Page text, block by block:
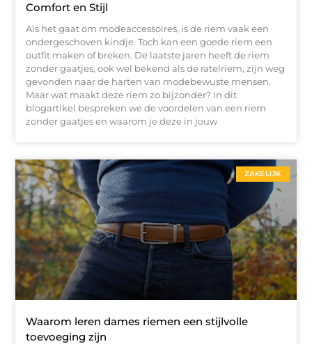
Comfort en Stijl
Als het gaat om modeaccessoires, is de riem vaak een
ondergeschoven kindje. Toch kan een goede riem een
outfit maken of breken. De laatste jaren heeft de riem
zonder gaatjes, ook wel bekend als de ratelriem, zijn weg
gevonden naar de harten van modebewuste mensen.
Maar wat maakt deze riem zo bijzonder? In dit
blogartikel bespreken we de voordelen van een riem
zonder gaatjes en waarom je deze in jouw
ZAKELIJK
Waarom leren dames riemen een stijlvolle
toevoeging zijn